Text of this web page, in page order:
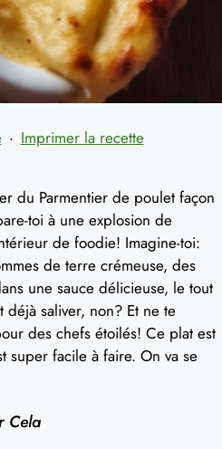
· Imprimer la recette
du Parmentier de poulet façon
toi à une explosion de
de foodie! Imagine-toi:
de terre crémeuse, des
une sauce délicieuse, le tout
saliver, non? Et ne te
des chefs étoilés! Ce plat est
super facile à faire. On va se
Cela